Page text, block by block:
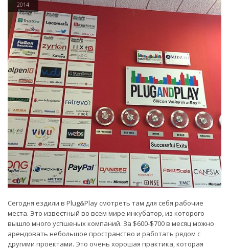
2014
Сегодня ездили в Plug&Play смотреть там для себя рабочие
места. Это известный во всем мире инкубатор, из которого
вышло много успшеных компаний. За $600-$700 в месяц можно
арендовать небольшое пространство и работать рядом с
другими проектами. Это очень хорошая практика, которая